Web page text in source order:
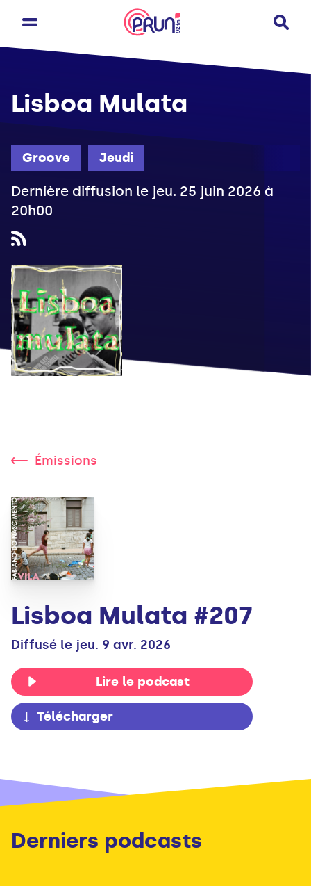
Groove Jeudi
Lisboa Mulata
Dernière diffusion le jeu. 25 juin 2026 à
20h00
Émissions
Lisboa Mulata #207
Diffusé le jeu. 9 avr. 2026
Lire le podcast
Télécharger
Derniers podcasts